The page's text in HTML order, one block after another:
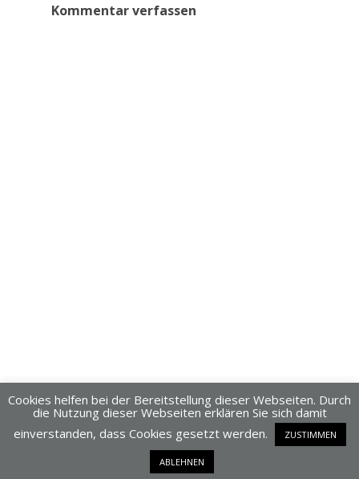
Kommentar verfassen
Dieses Blog läuft mit WordPress
Cookies helfen bei der Bereitstellung dieser Webseiten. Durch
die Nutzung dieser Webseiten erklären Sie sich damit
einverstanden, dass Cookies gesetzt werden.
ZUSTIMMEN
ABLEHNEN